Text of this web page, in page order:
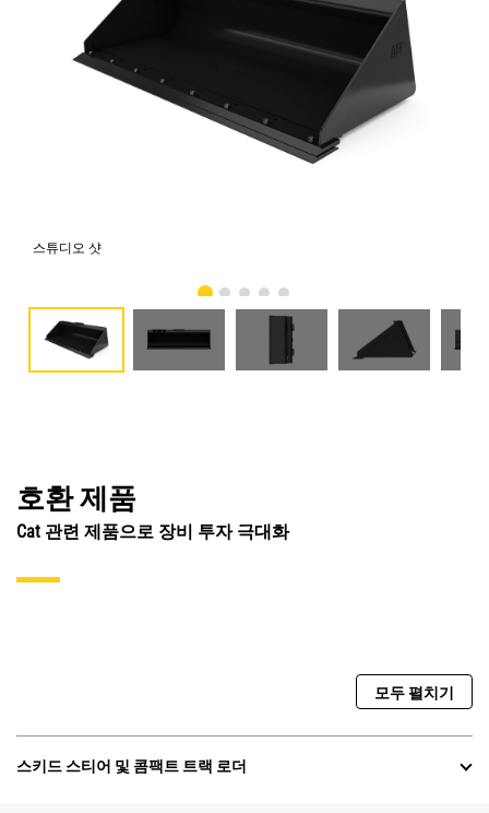
스튜디오 샷
호환 제품
Cat 관련 제품으로 장비 투자 극대화
모두 펼치기
스키드 스티어 및 콤팩트 트랙 로더